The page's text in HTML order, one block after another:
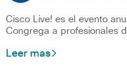
Cisco Live! es el evento
Congrega a profesionales
Leer mas